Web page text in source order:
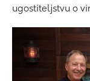
ugostiteljstvu o